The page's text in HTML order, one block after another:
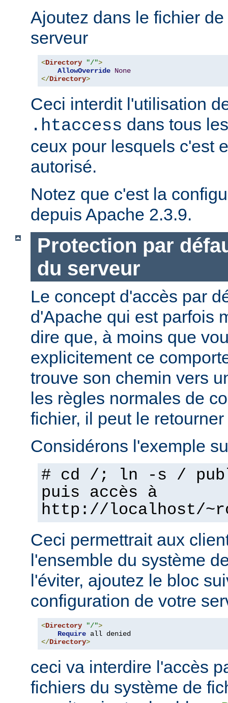
Ajoutez dans le fichier
serveur
<Directory "/">
AllowOverride None
</Directory>
Ceci interdit l'utilisation
.htaccess dans tous
ceux pour lesquels c'est
autorisé.
Notez que c'est la
depuis Apache 2.3.9.
Protection par
du serveur
Le concept d'accès par
d'Apache qui est parfois
dire que, à moins que
explicitement ce
trouve son chemin vers
les règles normales de
fichier, il peut le
Considérons l'exemple
# cd /; ln -s /
puis accès à
http://localhost/
Ceci permettrait aux
l'ensemble du système
l'éviter, ajoutez le bloc
configuration de votre
<Directory "/">
Require
</Directory>
ceci va interdire l'accès
fichiers du système de